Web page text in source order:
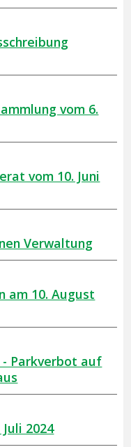
vom 6.
vom 10. Juni
Verwaltung
am 10. August
- Parkverbot auf
2024